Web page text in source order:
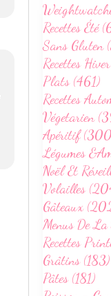
Recettes Été
Sans Gluten
Recettes
Plats (461)
Recettes
Végetarien
Apéritif
Légumes
Noël Et
Volailles
Gâteaux
Menus De
Recettes
Grâtins (183)
Pâtes (181)